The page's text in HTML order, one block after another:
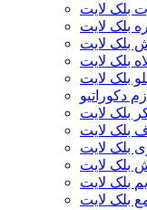
بلک لایت
بلک لایت
بلک لایت
بلک لایت
بلک لایت
دکوراتیو
بلک لایت
بلک لایت
بلک لایت
بلک لایت
بلک لایت
بلک لایت